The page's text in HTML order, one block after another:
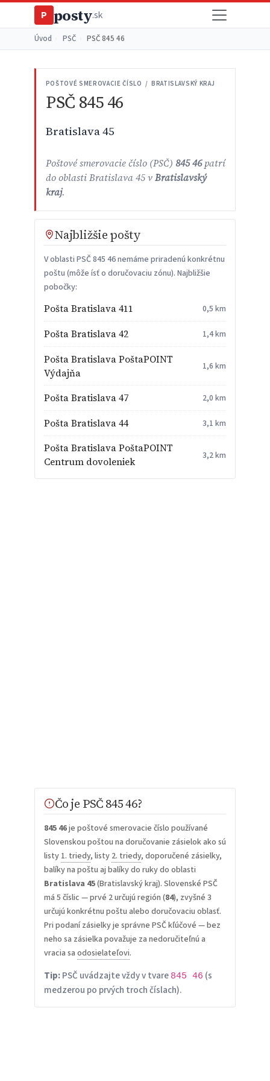
P posty.sk
Úvod PSČ PSČ 845 46
POŠTOVÉ SMEROVACIE ČÍSLO / BRATISLAVSKÝ KRAJ
PSČ 845 46
Bratislava 45
Poštové smerovacie číslo (PSČ) 845 46patrí
do oblasti Bratislava 45 vBratislavský
kraj.
Najbližšie pošty
V oblasti PSČ 845 46 nemáme priradenú konkrétnu
poštu (môže ísť o doručovaciu zónu). Najbližšie
pobočky:
Pošta Bratislava 411 0,5 km
Pošta Bratislava 42 1,4 km
Pošta Bratislava PoštaPOINT
Výdajňa
1,6 km
Pošta Bratislava 47 2,0 km
Pošta Bratislava 44 3,1 km
Pošta Bratislava PoštaPOINT
Centrum dovoleniek
3,2 km
Čo je PSČ 845 46?
845 46je poštové smerovacie číslo používané
Slovenskou poštou na doručovanie zásielok ako sú
listy 1. triedy, listy 2. triedy, doporučené zásielky,
balíky na poštu aj balíky do ruky do oblasti
Bratislava 45(Bratislavský kraj). Slovenské PSČ
má 5 číslic — prvé 2 určujú región (84), zvyšné 3
určujú konkrétnu poštu alebo doručovaciu oblasť.
Pri podaní zásielky je správne PSČ kľúčové — bez
neho sa zásielka považuje za nedoručiteľnú a
vracia sa odosielateľovi.
Tip:PSČ uvádzajte vždy v tvare 845 46 (s
medzerou po prvých troch číslach).